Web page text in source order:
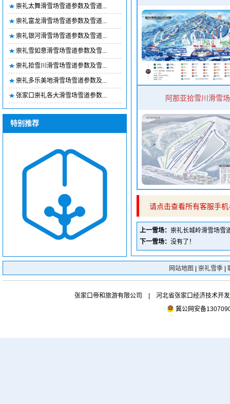
崇礼太舞滑雪场雪道参数及雪道...
崇礼富龙滑雪场雪道参数及雪道...
崇礼银河滑雪场雪道参数及雪道...
崇礼雪如意滑雪场雪道参数及雪...
崇礼拾雪川滑雪场雪道参数及雪...
崇礼多乐美地滑雪场雪道参数及...
张家口崇礼各大滑雪场雪道参数...
特别推荐
阿那亚拾雪川滑雪场
请点击查看所有客服手
上一雪场： 崇礼长城岭滑雪场雪
下一雪场： 没有了！
网站地图 崇礼雪季|
张家口帝和旅游有限公司 | 河北省张家口经济技术开
冀公网安备